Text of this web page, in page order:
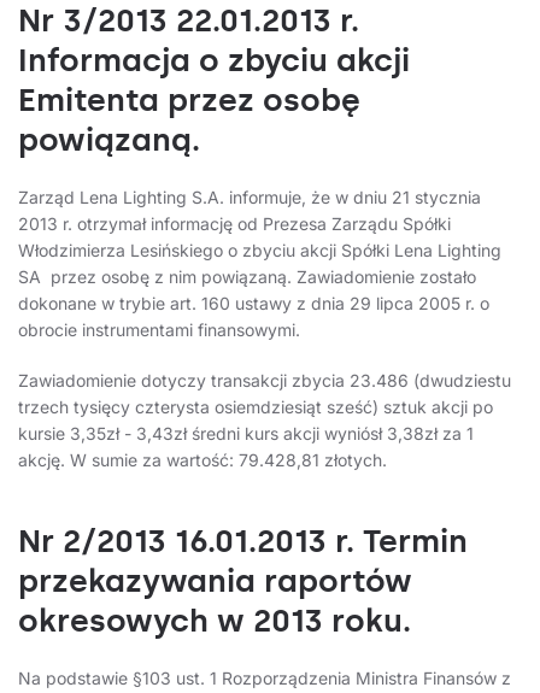
Nr 3/2013 22.01.2013 r.
Informacja o zbyciu akcji
Emitenta przez osobę
powiązaną.
Zarząd Lena Lighting S.A. informuje, że w dniu 21 stycznia
2013 r. otrzymał informację od Prezesa Zarządu Spółki
Włodzimierza Lesińskiego o zbyciu akcji Spółki Lena Lighting
SA przez osobę z nim powiązaną. Zawiadomienie zostało
dokonane w trybie art. 160 ustawy z dnia 29 lipca 2005 r. o
obrocie instrumentami finansowymi.
Zawiadomienie dotyczy transakcji zbycia 23.486 (dwudziestu
trzech tysięcy czterysta osiemdziesiąt sześć) sztuk akcji po
kursie 3,35zł - 3,43zł średni kurs akcji wyniósł 3,38zł za 1
akcję. W sumie za wartość: 79.428,81 złotych.
Nr 2/2013 16.01.2013 r. Termin
przekazywania raportów
okresowych w 2013 roku.
Na podstawie §103 ust. 1 Rozporządzenia Ministra Finansów z